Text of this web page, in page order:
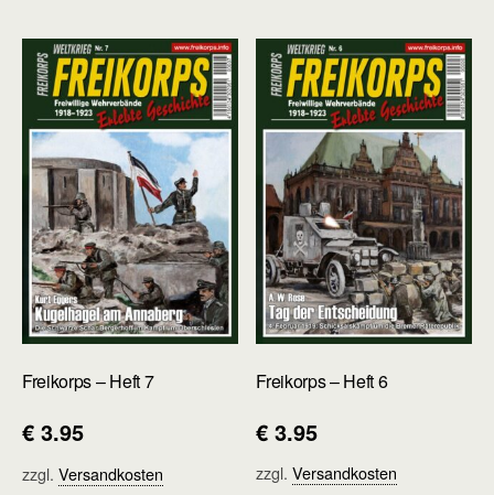
Freikorps – Heft 7
€ 3.95
zzgl. Versandkosten
Freikorps – Heft 6
€ 3.95
zzgl.Versandkosten